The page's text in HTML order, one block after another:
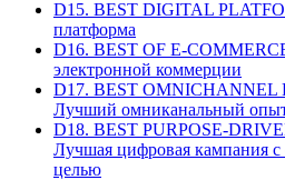
D15. BEST DIGITAL
платформа
D16. BEST OF E-
электронной коммерции
D17. BEST OMNICHANNEL
Лучший омниканальный
D18. BEST PURPOSE-
Лучшая цифровая кампания
целью